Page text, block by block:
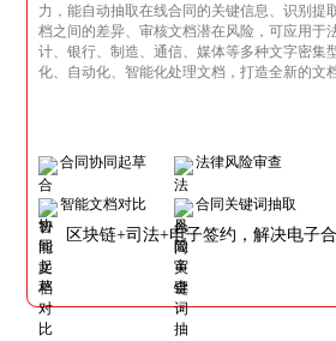
力，能自动抽取在线合同的关键信息、识别提
档之间的差异、审核文档潜在风险，可应用于
计、银行、制造、通信、媒体等多种文字密集
化、自动化、智能化处理文档，打造全新的文
合同协同起草 法律风险审查
智能文档对比 合同关键词抽取
区块链+司法+电子签约，解决电子